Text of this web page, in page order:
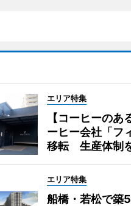
エリア特集
【コーヒーの
ーヒー会社「フ
移転 生産体制
エリア特集
船橋・若松で築